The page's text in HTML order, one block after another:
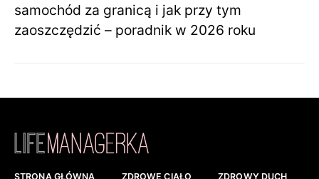
samochód za granicą i jak przy tym
zaoszczędzić – poradnik w 2026 roku
STRONA GŁÓWNA ZDROWE CIAŁO ZDROWY DUCH